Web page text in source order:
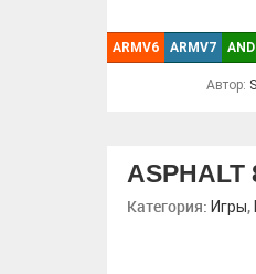
ARMV6 ARMV7
Автор:
ASPHALT
Категория: Игры,